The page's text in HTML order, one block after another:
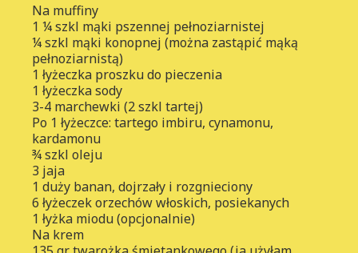
Na muffiny
1 ¼ szkl mąki pszennej pełnoziarnistej
¼ szkl mąki konopnej (można zastąpić mąką
pełnoziarnistą)
1 łyżeczka proszku do pieczenia
1 łyżeczka sody
3-4 marchewki (2 szkl tartej)
Po 1 łyżeczce: tartego imbiru, cynamonu,
kardamonu
¾ szkl oleju
3 jaja
1 duży banan, dojrzały i rozgnieciony
6 łyżeczek orzechów włoskich, posiekanych
1 łyżka miodu (opcjonalnie)
Na krem